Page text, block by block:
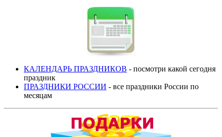
КАЛЕНДАРЬ ПРАЗДНИКОВ - посмотри какой сегодня
праздник
ПРАЗДНИКИ РОССИИ - все праздники России по
месяцам